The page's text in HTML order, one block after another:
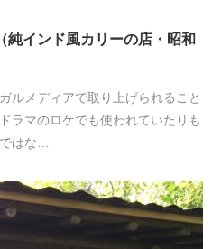
純インド風カリーの店・昭和
ルメディアで取り上げられること
ラマのロケでも使われていたりも
はな…